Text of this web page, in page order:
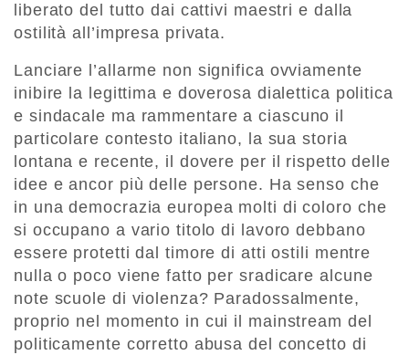
liberato del tutto dai cattivi maestri e dalla
ostilità all’impresa privata.
Lanciare l’allarme non significa ovviamente
inibire la legittima e doverosa dialettica politica
e sindacale ma rammentare a ciascuno il
particolare contesto italiano, la sua storia
lontana e recente, il dovere per il rispetto delle
idee e ancor più delle persone. Ha senso che
in una democrazia europea molti di coloro che
si occupano a vario titolo di lavoro debbano
essere protetti dal timore di atti ostili mentre
nulla o poco viene fatto per sradicare alcune
note scuole di violenza? Paradossalmente,
proprio nel momento in cui il mainstream del
politicamente corretto abusa del concetto di